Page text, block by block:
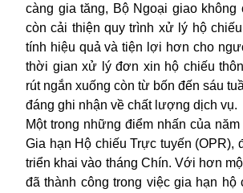
càng gia tăng, Bộ Ngoại giaokhông
còn cải thiện quy trình xử lý hộ
tính hiệu quả và tiện lợi hơn cho
thời gian xử lý đơn xin hộ chiếu
rút ngắn xuống còn từ bốn đến sáu
đáng ghi nhận về chất lượng dịch vụ.
Một trong những điểm nhấn của
Gia hạn Hộ chiếu Trực tuyến (OPR),
triển khai vào tháng Chín. Với hơn
đã thành công trong việc gia hạn hộ